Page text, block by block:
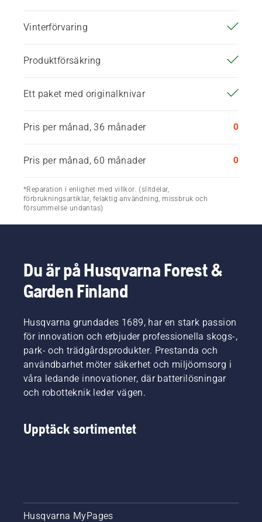
Vinterförvaring
Produktförsäkring
Ett paket med originalknivar
Pris per månad, 36 månader 0
Pris per månad, 60 månader 0
*Reparation i enlighet med villkor. (slitdelar,
förbrukningsartiklar, felaktig användning, missbruk och
försummelse undantas)
Du är på Husqvarna Forest &
Garden Finland
Husqvarna grundades 1689, har en stark passion
för innovation och erbjuder professionella skogs-,
park- och trädgårdsprodukter. Prestanda och
användbarhet möter säkerhet och miljöomsorg i
våra ledande innovationer, där batterilösningar
och robotteknik leder vägen.
Upptäck sortimentet
Husqvarna MyPages